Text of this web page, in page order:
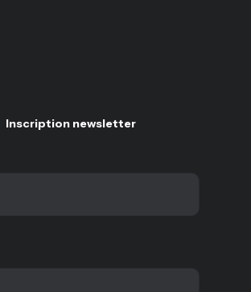
Inscription newsletter